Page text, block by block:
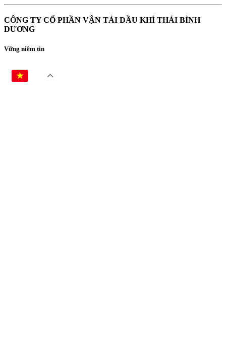
CÔNG TY CỔ PHẦN VẬN TẢI DẦU KHÍ THÁI BÌNH
DƯƠNG
Vững niềm tin